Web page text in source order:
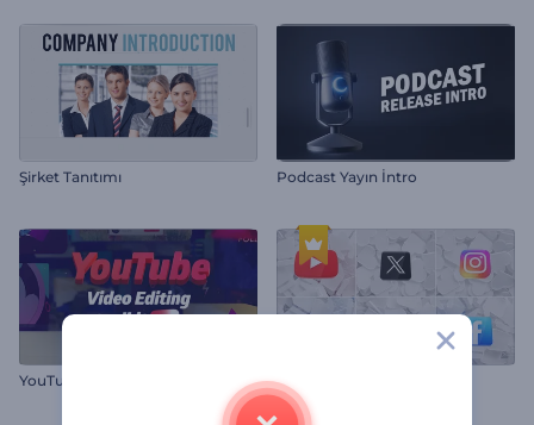
Şirket Tanıtımı Podcast Yayın İntro
YouTube Video Montaj Kiti Sosyal Simgeler İntro